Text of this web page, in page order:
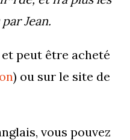
Jean.
et peut être acheté
) ou sur le site de
vous pouvez